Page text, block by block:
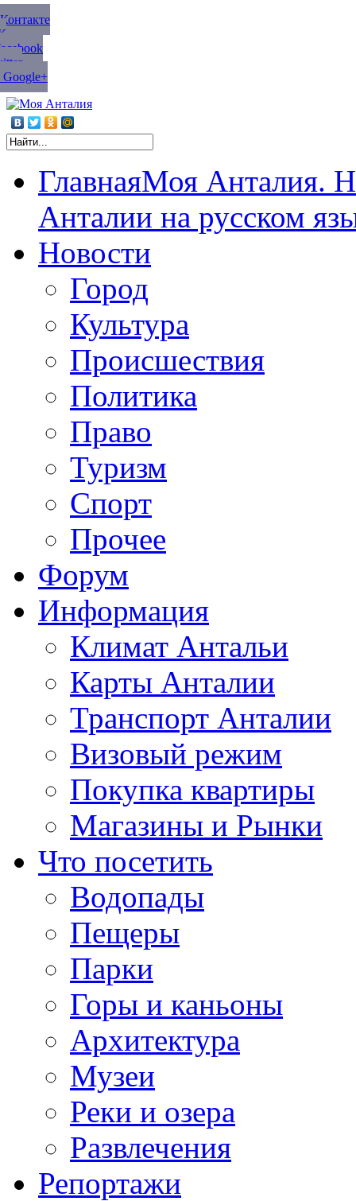
ГлавнаяМоя Анталия.
Анталии на русском
Новости
Город
Культура
Происшествия
Политика
Право
Туризм
Спорт
Прочее
Форум
Информация
Климат Антальи
Карты Анталии
Транспорт Анталии
Визовый режим
Покупка квартиры
Магазины и Рынки
Что посетить
Водопады
Пещеры
Парки
Горы и каньоны
Архитектура
Музеи
Реки и озера
Развлечения
Репортажи